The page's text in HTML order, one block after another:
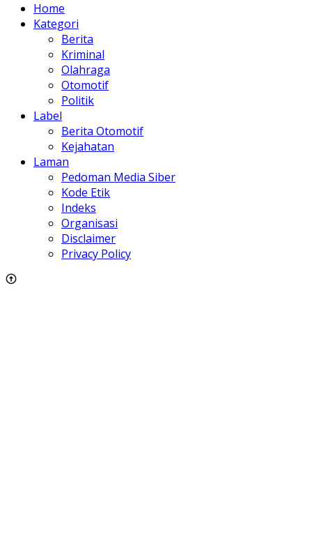
Home
Kategori
Berita
Kriminal
Olahraga
Otomotif
Politik
Label
Berita Otomotif
Kejahatan
Laman
Pedoman Media Siber
Kode Etik
Indeks
Organisasi
Disclaimer
Privacy Policy